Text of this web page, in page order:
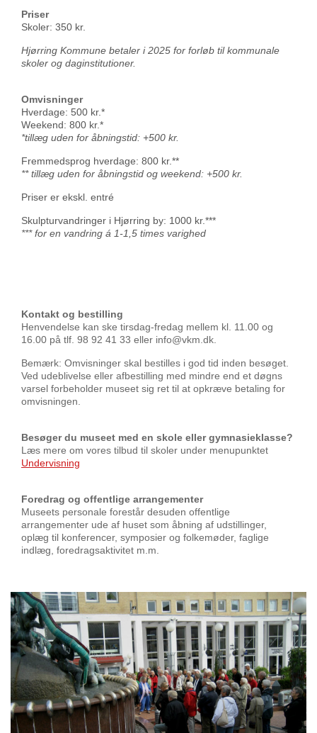
Priser
Skoler: 350 kr.
Hjørring Kommune betaler i 2025 for forløb til kommunale
skoler og daginstitutioner.
Omvisninger
Hverdage: 500 kr.*
Weekend: 800 kr.*
*tillæg uden for åbningstid: +500 kr.
Fremmedsprog hverdage: 800 kr.**
** tillæg uden for åbningstid og weekend: +500 kr.
Priser er ekskl. entré
Skulpturvandringer i Hjørring by: 1000 kr.***
*** for en vandring á 1-1,5 times varighed
Kontakt og bestilling
Henvendelse kan ske tirsdag-fredag mellem kl. 11.00 og
16.00 på tlf. 98 92 41 33 eller info@vkm.dk.
Bemærk: Omvisninger skal bestilles i god tid inden besøget.
Ved udeblivelse eller afbestilling med mindre end et døgns
varsel forbeholder museet sig ret til at opkræve betaling for
omvisningen.
Besøger du museet med en skole eller gymnasieklasse?
Læs mere om vores tilbud til skoler under menupunktet
Undervisning
Foredrag og offentlige arrangementer
Museets personale forestår desuden offentlige
arrangementer ude af huset som åbning af udstillinger,
oplæg til konferencer, symposier og folkemøder, faglige
indlæg, foredragsaktivitet m.m.